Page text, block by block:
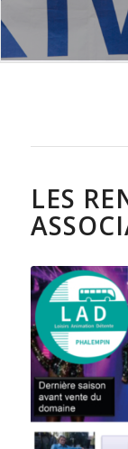
LES